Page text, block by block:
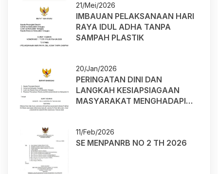
DITEMPAT UMUM SELAMA JAM
KERJA
21/Mei/2026
IMBAUAN PELAKSANAAN HARI
RAYA IDUL ADHA TANPA
SAMPAH PLASTIK
20/Jan/2026
PERINGATAN DINI DAN
LANGKAH KESIAPSIAGAAN
MASYARAKAT MENGHADAPI
BELIUNG, DAN TANAH
LONGSOR DI KABUPATEN
11/Feb/2026
SE MENPANRB NO 2 TH 2026